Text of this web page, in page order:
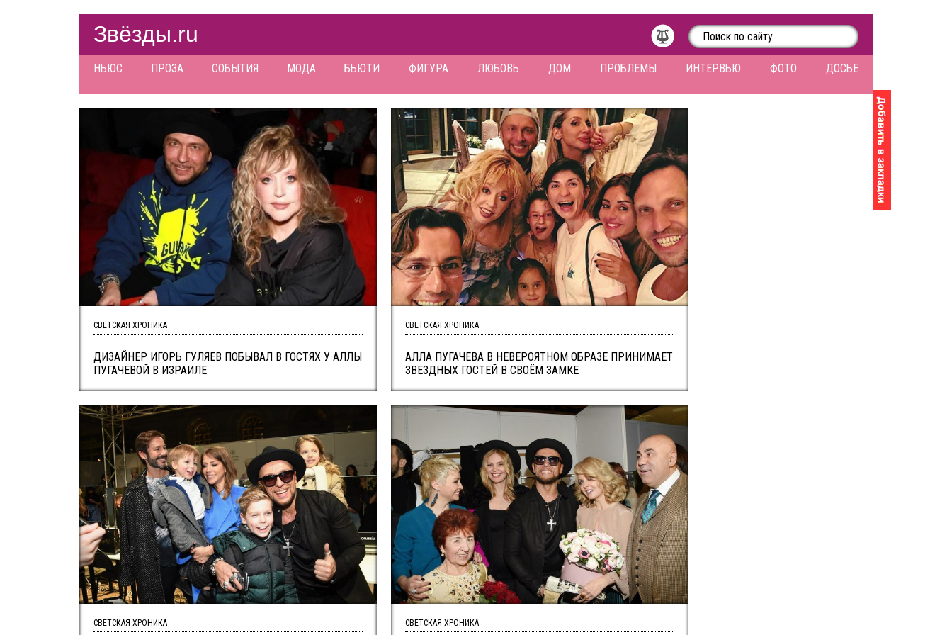
Звёзды.ru
НЬЮС ПРОЗА СОБЫТИЯ МОДА БЬЮТИ ФИГУРА ЛЮБОВЬ ДОМ ПРОБЛЕМЫ ИНТЕРВЬЮ ФОТО ДОСЬЕ
ДИЗАЙНЕР ИГОРЬ ГУЛЯЕВ ПОБЫВАЛ В ГОСТЯХ У АЛЛЫ
ПУГАЧЕВОЙ В ИЗРАИЛЕ
СВЕТСКАЯ ХРОНИКА
АЛЛА ПУГАЧЕВА В НЕВЕРОЯТНОМ ОБРАЗЕ ПРИНИМАЕТ
ЗВЕЗДНЫХ ГОСТЕЙ В СВОЁМ ЗАМКЕ
СВЕТСКАЯ ХРОНИКА
СВЕТСКАЯ ХРОНИКА СВЕТСКАЯ ХРОНИКА